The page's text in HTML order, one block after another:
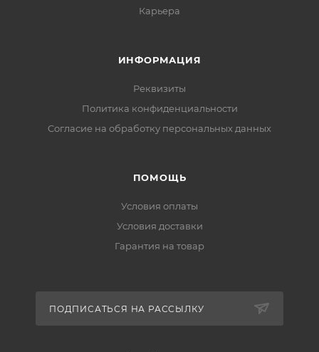
Карьера
ИНФОРМАЦИЯ
Реквизиты
Политика конфиденциальности
Cогласие на обработку персональных данных
ПОМОЩЬ
Условия оплаты
Условия доставки
Гарантия на товар
ПОДПИСАТЬСЯ НА РАССЫЛКУ